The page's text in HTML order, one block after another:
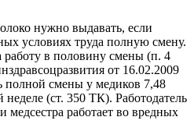
нужно выдавать, если
условиях труда полную смену.
работу в половину смены (п. 4
от 16.02.2009
смены у медиков 7,48
неделе (ст. 350 ТК). Работодатель
медсестра работает во вредных